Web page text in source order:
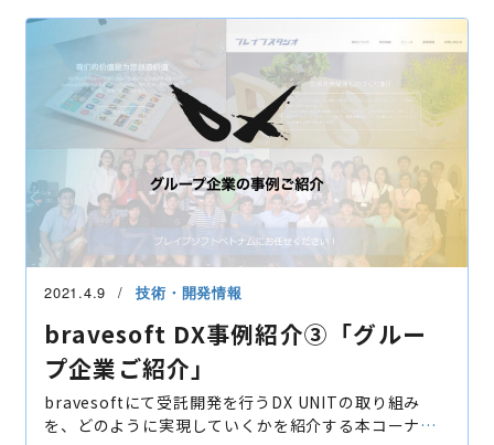
2021.4.9 技術・開発情報
bravesoft DX事例紹介③「グルー
プ企業ご紹介」
bravesoftにて受託開発を行うDX UNITの取り組み
を、どのように実現していくかを紹介する本コーナー